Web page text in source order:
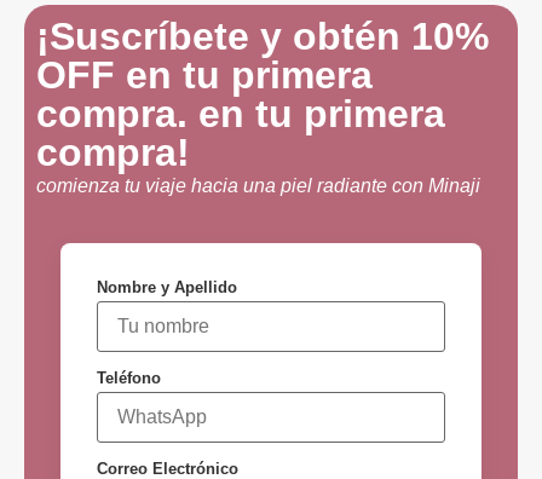
¡Suscríbete y obtén 10%
OFF en tu primera
compra. en tu primera
compra!
comienza tu viaje hacia una piel radiante con Minaji
Nombre y Apellido
Teléfono
Correo Electrónico